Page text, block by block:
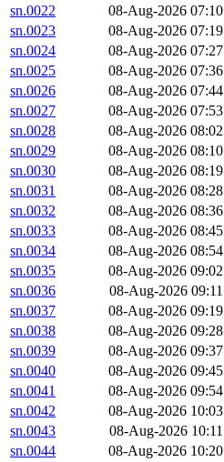
sn.0022
08-Aug-2026 07:10
sn.0023
08-Aug-2026 07:19
sn.0024
08-Aug-2026 07:27
sn.0025
08-Aug-2026 07:36
sn.0026
08-Aug-2026 07:44
sn.0027
08-Aug-2026 07:53
sn.0028
08-Aug-2026 08:02
sn.0029
08-Aug-2026 08:10
sn.0030
08-Aug-2026 08:19
sn.0031
08-Aug-2026 08:28
sn.0032
08-Aug-2026 08:36
sn.0033
08-Aug-2026 08:45
sn.0034
08-Aug-2026 08:54
sn.0035
08-Aug-2026 09:02
sn.0036
08-Aug-2026 09:11
sn.0037
08-Aug-2026 09:19
sn.0038
08-Aug-2026 09:28
sn.0039
08-Aug-2026 09:37
sn.0040
08-Aug-2026 09:45
sn.0041
08-Aug-2026 09:54
sn.0042
08-Aug-2026 10:03
sn.0043
08-Aug-2026 10:11
sn.0044
08-Aug-2026 10:20